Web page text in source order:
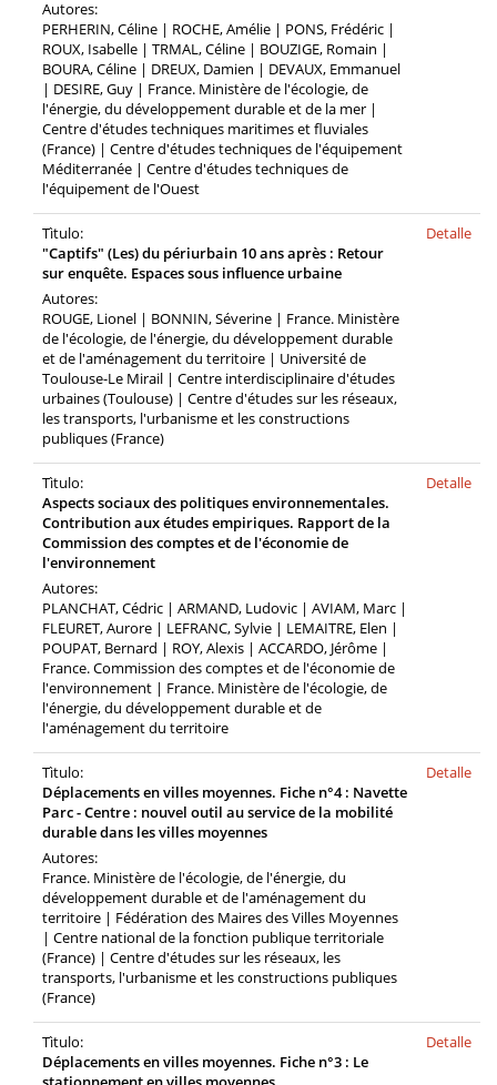
Autores:
PERHERIN, Céline | ROCHE, Amélie | PONS, Frédéric |
ROUX, Isabelle | TRMAL, Céline | BOUZIGE, Romain |
BOURA, Céline | DREUX, Damien | DEVAUX, Emmanuel
| DESIRE, Guy | France. Ministère de l'écologie, de
l'énergie, du développement durable et de la mer |
Centre d'études techniques maritimes et fluviales
(France) | Centre d'études techniques de l'équipement
Méditerranée | Centre d'études techniques de
l'équipement de l'Ouest
Tìtulo:
"Captifs" (Les) du périurbain 10 ans après : Retour
sur enquête. Espaces sous influence urbaine
Autores:
ROUGE, Lionel | BONNIN, Séverine | France. Ministère
de l'écologie, de l'énergie, du développement durable
et de l'aménagement du territoire | Université de
Toulouse-Le Mirail | Centre interdisciplinaire d'études
urbaines (Toulouse) | Centre d'études sur les réseaux,
les transports, l'urbanisme et les constructions
publiques (France)
Detalle
Tìtulo:
Aspects sociaux des politiques environnementales.
Contribution aux études empiriques. Rapport de la
Commission des comptes et de l'économie de
l'environnement
Autores:
PLANCHAT, Cédric | ARMAND, Ludovic | AVIAM, Marc |
FLEURET, Aurore | LEFRANC, Sylvie | LEMAITRE, Elen |
POUPAT, Bernard | ROY, Alexis | ACCARDO, Jérôme |
France. Commission des comptes et de l'économie de
l'environnement | France. Ministère de l'écologie, de
l'énergie, du développement durable et de
l'aménagement du territoire
Detalle
Tìtulo:
Déplacements en villes moyennes. Fiche n°4 : Navette
Parc - Centre : nouvel outil au service de la mobilité
durable dans les villes moyennes
Autores:
France. Ministère de l'écologie, de l'énergie, du
développement durable et de l'aménagement du
territoire | Fédération des Maires des Villes Moyennes
| Centre national de la fonction publique territoriale
(France) | Centre d'études sur les réseaux, les
transports, l'urbanisme et les constructions publiques
(France)
Detalle
Tìtulo:
Déplacements en villes moyennes. Fiche n°3 : Le
Detalle